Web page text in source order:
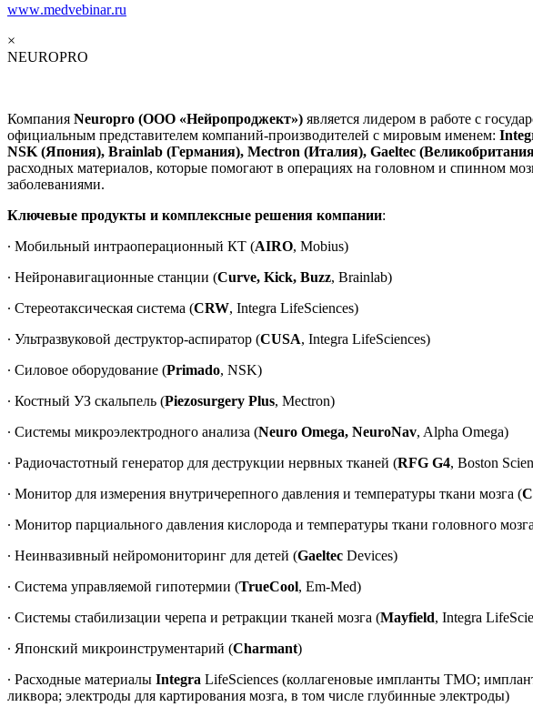
www.medvebinar.ru
×
NEUROPRO
Компания Neuropro (ООО «Нейропроджект») является лидером в работе с
официальным представителем компаний-производителей с мировым именем:
NSK (Япония), Brainlab (Германия), Mectron (Италия), Gaeltec
расходных материалов, которые помогают в операциях на головном и спинном
заболеваниями.
Ключевые продукты и комплексные решения компании:
∙ Мобильный интраоперационный КТ (AIRO, Mobius)
∙ Нейронавигационные станции (Curve, Kick, Buzz, Brainlab)
∙ Стереотаксическая система (CRW, Integra LifeSciences)
∙ Ультразвуковой деструктор-аспиратор (CUSA, Integra LifeSciences)
∙ Силовое оборудование (Primado, NSK)
∙ Костный УЗ скальпель (Piezosurgery Plus, Mectron)
∙ Системы микроэлектродного анализа (Neuro Omega, NeuroNav, Alpha Omega)
∙ Радиочастотный генератор для деструкции нервных тканей (RFG G4, Boston
∙ Монитор для измерения внутричерепного давления и температуры ткани мозга (
∙ Монитор парциального давления кислорода и температуры ткани головного
∙ Неинвазивный нейромониторинг для детей (Gaeltec Devices)
∙ Система управляемой гипотермии (TrueCool, Em-Med)
∙ Системы стабилизации черепа и ретракции тканей мозга (Mayfield, Integra
∙ Японский микроинструментарий (Charmant)
∙ Расходные материалы Integra LifeSciences (коллагеновые импланты ТМО;
ликвора; электроды для картирования мозга, в том числе глубинные электроды)